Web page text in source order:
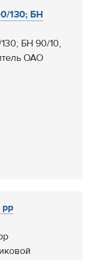
130; БН
БН 90/10,
ОАО
pp